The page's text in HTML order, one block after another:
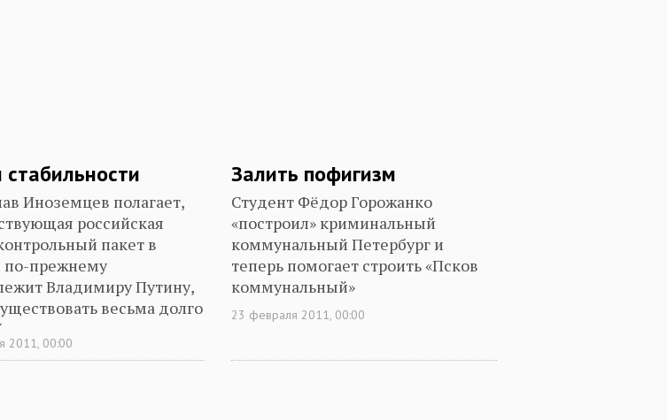
стабильности
Иноземцев полагает,
российская
пакет в
по-прежнему
Владимиру Путину,
весьма долго
примитивном
но двоевластие в
2011, 00:00
Залить пофигизм
Студент Фёдор Горожанко
«построил» криминальный
коммунальный Петербург и
теперь помогает строить «Псков
коммунальный»
23 февраля 2011, 00:00